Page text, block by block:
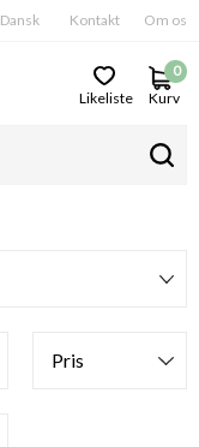
Kontakt Om os
Dansk
Kurv
0
Likeliste
Pris